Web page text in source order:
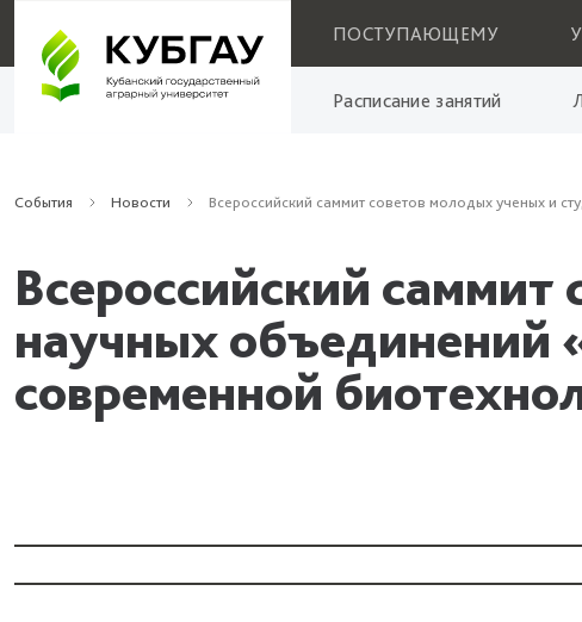
ПОСТУПАЮЩЕМУ
Расписание занятий
События Новости Всероссийский саммит советов молодых ученых и
Всероссийский
научных объединений
современной